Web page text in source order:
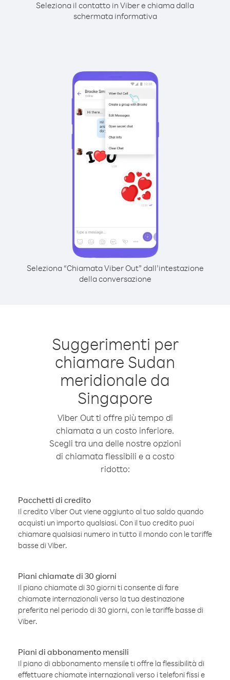
Seleziona il contatto in Viber e chiama dalla
schermata informativa
Seleziona “Chiamata Viber Out” dall’intestazione
della conversazione
Suggerimenti per
chiamare Sudan
meridionale da
Singapore
Viber Out ti offre più tempo di
chiamata a un costo inferiore.
Scegli tra una delle nostre opzioni
di chiamata flessibili e a costo
ridotto:
Pacchetti di credito
Il credito Viber Out viene aggiunto al tuo saldo quando
acquisti un importo qualsiasi. Con il tuo credito puoi
chiamare qualsiasi numero in tutto il mondo con le tariffe
basse di Viber.
Piani chiamate di 30 giorni
Il piano chiamate di 30 giorni ti consente di fare
chiamate internazionali verso la tua destinazione
preferita nel periodo di 30 giorni, con le tariffe basse di
Viber.
Piani di abbonamento mensili
Il piano di abbonamento mensile ti offre la flessibilità di
effettuare chiamate internazionali verso i telefoni fissi e